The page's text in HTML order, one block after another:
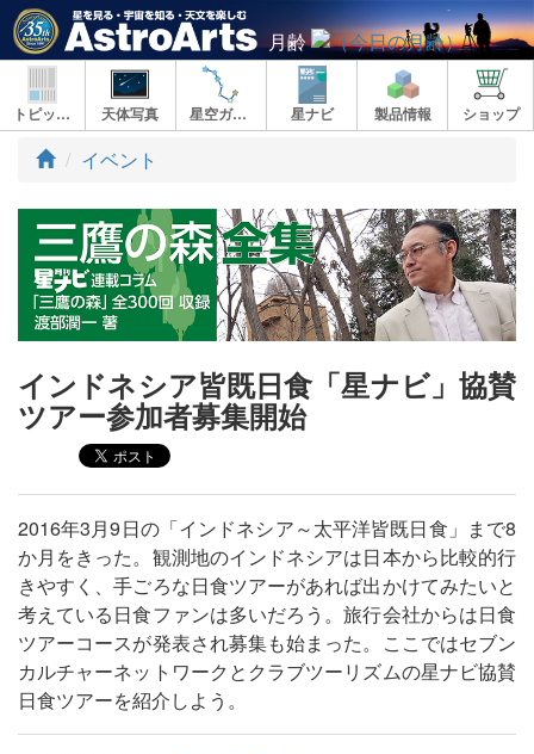
月齢
トピックス 天体写真 星空ガイド 星ナビ 製品情報 ショップ
ト
プ
イベント
インドネシア皆既日食「星ナビ」協賛
ツアー参加者募集開始
2016年3月9日の「インドネシア～太平洋皆既日食」まで8
か月をきった。観測地のインドネシアは日本から比較的行
きやすく、手ごろな日食ツアーがあれば出かけてみたいと
考えている日食ファンは多いだろう。旅行会社からは日食
ツアーコースが発表され募集も始まった。ここではセブン
カルチャーネットワークとクラブツーリズムの星ナビ協賛
日食ツアーを紹介しよう。